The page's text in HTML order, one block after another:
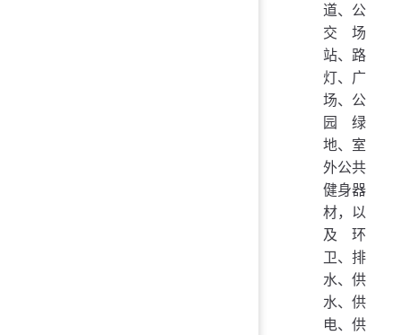
道、公
交场
站、路
灯、广
场、公
园绿
地、室
外公共
健身器
材，以
及环
卫、排
水、供
水、供
电、供